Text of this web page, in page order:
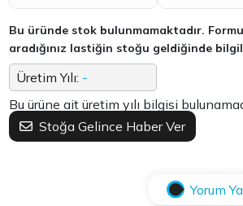
Bu üründe stok bulunmamaktadır.
aradığınız lastiğin stoğu geldiğinde
Üretim Yılı: -
Bu ürüne ait üretim yılı bilgisi
Stoğa Gelince Haber Ver
Yorum